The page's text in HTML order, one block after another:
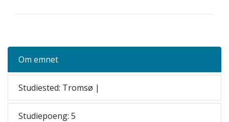
Om emnet
Studiested: Tromsø |
Studiepoeng: 5